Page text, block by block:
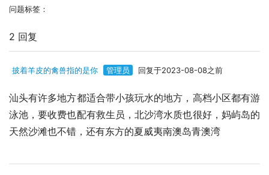
问题标签：
2 回复
披着羊皮的禽兽指的是你 管理员 回复于2023-08-08之前
汕头有许多地方都适合带小孩玩水的地方，高档小区都有游
泳池，要收费也配有救生员，北沙湾水质也很好，妈屿岛的
天然沙滩也不错，还有东方的夏威夷南澳岛青澳湾